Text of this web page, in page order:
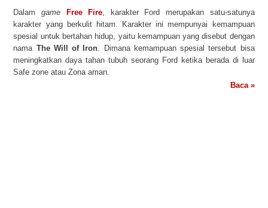
Dalamgame Free Fire , karakter Ford merupakan satu-satunya
karakter yang berkulit hitam. Karakter ini mempunyai kemampuan
spesial untuk bertahan hidup, yaitu kemampuan yang disebut dengan
nama The Will of Iron . Dimana kemampuan spesial tersebut bisa
meningkatkan daya tahan tubuh seorang Ford ketika berada di luar
Safe zone atau Zona aman.
Baca »